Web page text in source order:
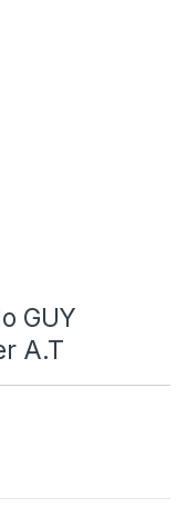
GUY
A.T
precios: